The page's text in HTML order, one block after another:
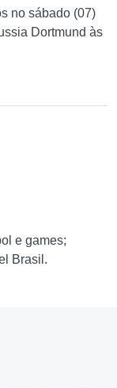
no sábado (07)
Dortmund às
e games;
Brasil.